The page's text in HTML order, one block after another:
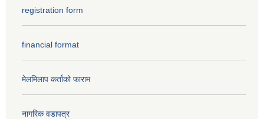
registration form
financial format
मेलमिलाप कर्ताको फाराम
नागरिक वडापत्र